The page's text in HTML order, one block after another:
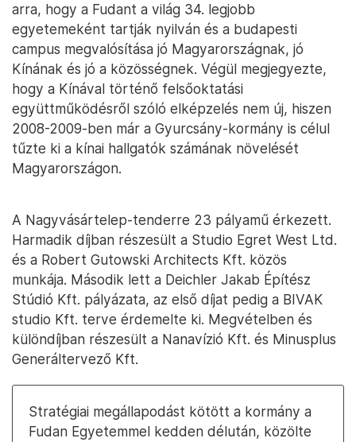
arra, hogy a Fudant a világ 34. legjobb
egyetemeként tartják nyilván és a budapesti
campus megvalósítása jó Magyarországnak, jó
Kínának és jó a közösségnek. Végül megjegyezte,
hogy a Kínával történő felsőoktatási
együttműködésről szóló elképzelés nem új, hiszen
2008-2009-ben már a Gyurcsány-kormány is célul
tűzte ki a kínai hallgatók számának növelését
Magyarországon.
A Nagyvásártelep-tenderre 23 pályamű érkezett.
Harmadik díjban részesült a Studio Egret West Ltd.
és a Robert Gutowski Architects Kft. közös
munkája. Második lett a Deichler Jakab Építész
Stúdió Kft. pályázata, az első díjat pedig a BIVAK
studio Kft. terve érdemelte ki. Megvételben és
különdíjban részesült a Nanavízió Kft. és Minusplus
Generáltervező Kft.
Stratégiai megállapodást kötött a kormány a
Fudan Egyetemmel kedden délután, közölte